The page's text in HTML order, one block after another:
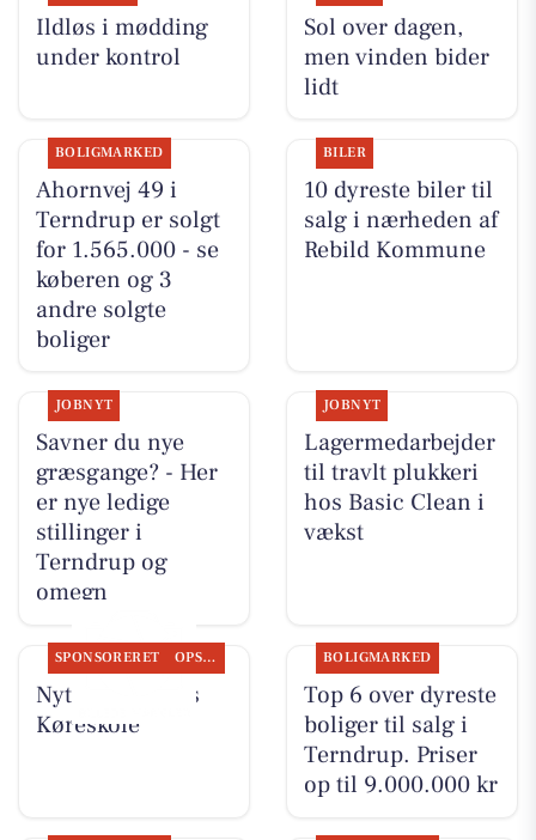
Ildløs i mødding
under kontrol
Sol over dagen,
men vinden bider
lidt
BOLIGMARKED
Ahornvej 49 i
Terndrup er solgt
for 1.565.000 - se
køberen og 3
andre solgte
boliger
BILER
10 dyreste biler til
salg i nærheden af
Rebild Kommune
JOBNYT
Savner du nye
græsgange? - Her
er nye ledige
stillinger i
Terndrup og
omegn
JOBNYT
Lagermedarbejder
til travlt plukkeri
hos Basic Clean i
vækst
SPONSORERET OPSLAGSTAVLEN
Nyt fra Kudahls
Køreskole
BOLIGMARKED
Top 6 over dyreste
boliger til salg i
Terndrup. Priser
op til 9.000.000 kr